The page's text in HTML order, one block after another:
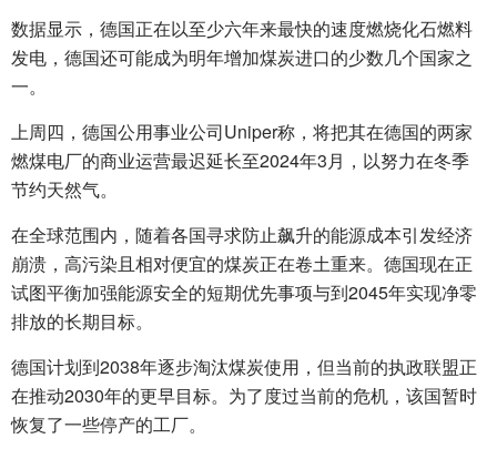
数据显示，德国正在以至少六年来最快的速度燃烧化石燃料
发电，德国还可能成为明年增加煤炭进口的少数几个国家之
一。
上周四，德国公用事业公司Uniper称，将把其在德国的两家
燃煤电厂的商业运营最迟延长至2024年3月，以努力在冬季
节约天然气。
在全球范围内，随着各国寻求防止飙升的能源成本引发经济
崩溃，高污染且相对便宜的煤炭正在卷土重来。德国现在正
试图平衡加强能源安全的短期优先事项与到2045年实现净零
排放的长期目标。
德国计划到2038年逐步淘汰煤炭使用，但当前的执政联盟正
在推动2030年的更早目标。为了度过当前的危机，该国暂时
恢复了一些停产的工厂。